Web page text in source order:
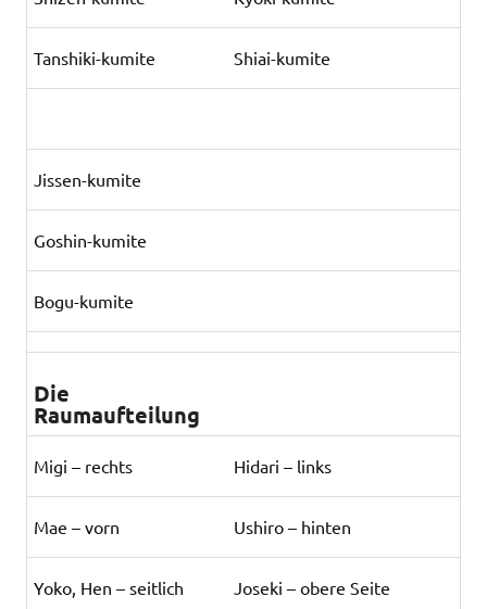
Tanshiki-kumite Shiai-kumite
Jissen-kumite
Goshin-kumite
Bogu-kumite
Die
Raumaufteilung
Migi – rechts Hidari – links
Mae – vorn Ushiro – hinten
Yoko, Hen – seitlich Joseki – obere Seite